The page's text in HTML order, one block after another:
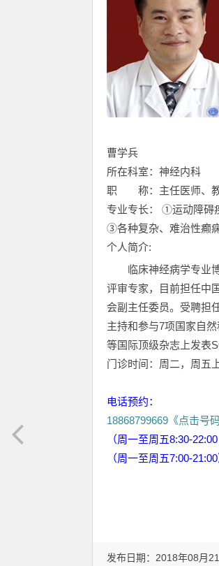
曹学兵
所在科室：神经内科
职 称：主任医师、教
专业专长： ①运动障碍
③各种复杂、难治性癫
个人简介:
临床神经病学专业
评审专家，目前担任中
会副主任委员。受聘担
主持和参与7项国家自
等国际顶级杂志上发表
门诊时间：周二，周五
电话预约：
18868799669《点击号
（周一至周五8:30-
（周一至周五7:00-21:00
发布日期：2018年08月